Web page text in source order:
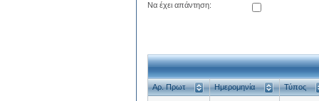
Να έχει απάντηση:
Αρ. Πρωτ Ημερομηνία Τύπος